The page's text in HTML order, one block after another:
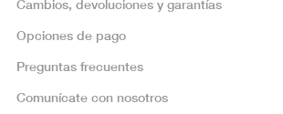
Cambios, devoluciones y garantías
Opciones de pago
Preguntas frecuentes
Comunícate con nosotros